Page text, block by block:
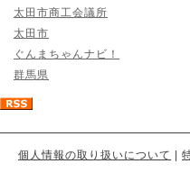
太田市商工会議所
太田市
ぐんまちゃんナビ！
群馬県
個人情報の取り扱いについて